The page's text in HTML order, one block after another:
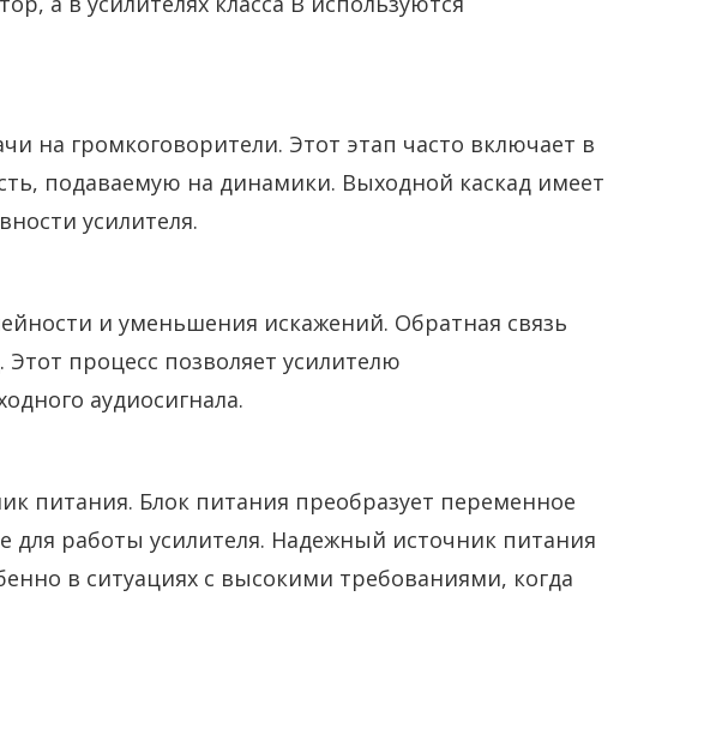
на громкоговорители. Этот этап часто включает в
подаваемую на динамики. Выходной каскад имеет
усилителя.
и уменьшения искажений. Обратная связь
процесс позволяет усилителю
аудиосигнала.
питания. Блок питания преобразует переменное
для работы усилителя. Надежный источник питания
в ситуациях с высокими требованиями, когда